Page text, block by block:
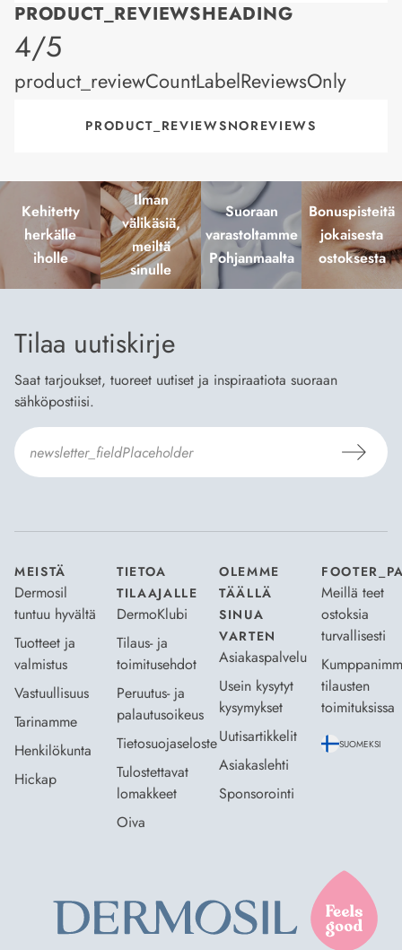
PRODUCT_REVIEWSHEADING
product_rating
4/5
product_reviewCountLabelReviewsOnly
PRODUCT_REVIEWSNOREVIEWS
Kehitetty
herkälle
iholle
Ilman
välikäsiä,
meiltä
sinulle
Suoraan
varastoltamme
Pohjanmaalta
Bonuspisteitä
jokaisesta
ostoksesta
Tilaa uutiskirje
Saat tarjoukset, tuoreet uutiset ja inspiraatiota suoraan
sähköpostiisi.
MEISTÄ
Dermosil
tuntuu hyvältä
Tuotteet ja
valmistus
Vastuullisuus
Tarinamme
Henkilökunta
Hickap
TIETOA
TILAAJALLE
DermoKlubi
Tilaus- ja
toimitusehdot
Peruutus- ja
palautusoikeus
Tietosuojaseloste
Tulostettavat
lomakkeet
Oiva
OLEMME
TÄÄLLÄ
SINUA
VARTEN
Asiakaspalvelu
Usein kysytyt
kysymykset
Uutisartikkelit
Asiakaslehti
Sponsorointi
Meillä teet
ostoksia
turvallisesti
tilausten
toimituksissa
SUOMEKSI